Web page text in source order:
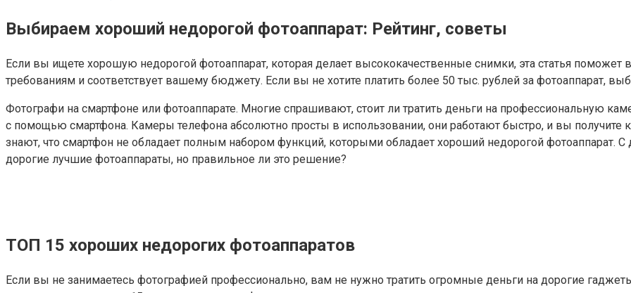
Выбираем хороший недорогой фотоаппарат: Рейтинг, советы
Если вы ищете хорошую недорогой фотоаппарат, которая делает высококачественные снимки, эта статья
требованиям и соответствует вашему бюджету. Если вы не хотите платить более 50 тыс. рублей за фотоаппарат,
Фотографи на смартфоне или фотоаппарате. Многие спрашивают, стоит ли тратить деньги на профессиональную
с помощью смартфона. Камеры телефона абсолютно просты в использовании, они работают быстро, и вы
знают, что смартфон не обладает полным набором функций, которыми обладает хороший недорогой фотоаппарат.
дорогие лучшие фотоаппараты, но правильное ли это решение?
ТОП 15 хороших недорогих фотоаппаратов
Если вы не занимаетесь фотографией профессионально, вам не нужно тратить огромные деньги на дорогие